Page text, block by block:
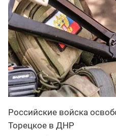
Российские войска
Торецкое в ДНР